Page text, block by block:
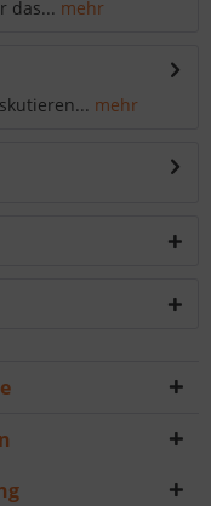
das... mehr
mehr